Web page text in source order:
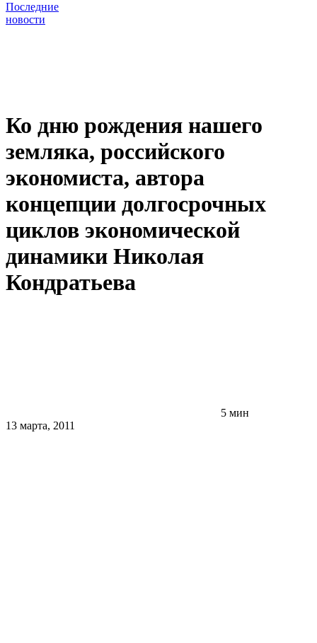
Последние
новости
Ко дню рождения нашего
земляка, российского
экономиста, автора
концепции долгосрочных
циклов экономической
динамики Николая
Кондратьева
5 мин
13 марта, 2011